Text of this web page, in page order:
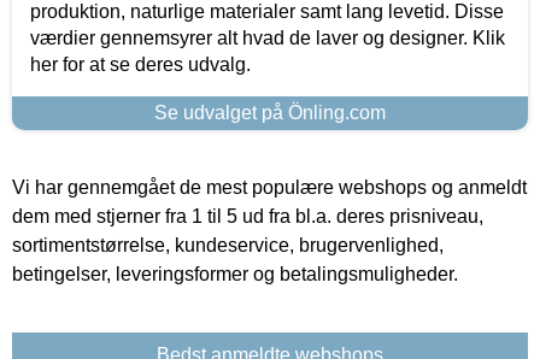
produktion, naturlige materialer samt lang levetid. Disse
værdier gennemsyrer alt hvad de laver og designer. Klik
her for at se deres udvalg.
Se udvalget på Önling.com
Vi har gennemgået de mest populære webshops og anmeldt
dem med stjerner fra 1 til 5 ud fra bl.a. deres prisniveau,
sortimentstørrelse, kundeservice, brugervenlighed,
betingelser, leveringsformer og betalingsmuligheder.
Bedst anmeldte webshops